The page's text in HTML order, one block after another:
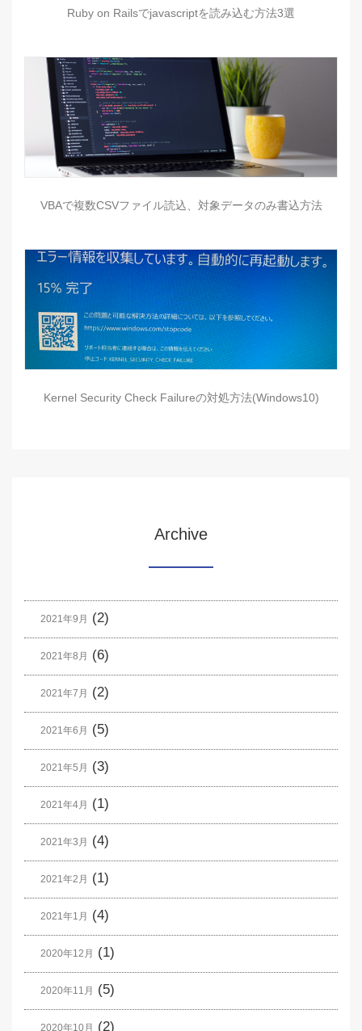
Ruby on Railsでjavascriptを読み込む方法3選
VBAで複数CSVファイル読込、対象データのみ書込方法
Kernel Security Check Failureの対処方法(Windows10)
Archive
2021年9月 (2)
2021年8月 (6)
2021年7月 (2)
2021年6月 (5)
2021年5月 (3)
2021年4月 (1)
2021年3月 (4)
2021年2月 (1)
2021年1月 (4)
2020年12月 (1)
2020年11月 (5)
2020年10月 (2)